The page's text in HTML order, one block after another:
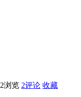
浏览 2评论 收藏